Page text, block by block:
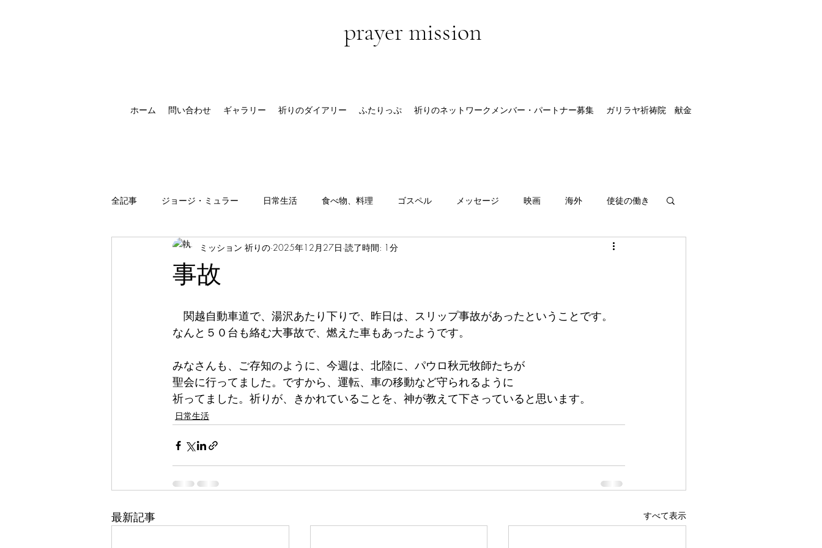
prayer mission
ホーム 問い合わせ ギャラリー 祈りのダイアリー ふたりっぷ 祈りのネットワークメンバー・パートナー募集 ガリラヤ祈祷院 献金
全記事 ジョージ・ミュラー 日常生活 食べ物、料理 ゴスペル メッセージ 映画 海外 使徒の働き
祈りの恵みの現れ
事故
ミッション 祈りの 2025年12月27日 読了時間: 1分
関越自動車道で、湯沢あたり下りで、昨日は、スリップ事故があったということです。
なんと５０台も絡む大事故で、燃えた車もあったようです。
みなさんも、ご存知のように、今週は、北陸に、パウロ秋元牧師たちが
聖会に行ってました。ですから、運転、車の移動など守られるように
祈ってました。祈りが、きかれていることを、神が教えて下さっていると思います。
日常生活
最新記事 すべて表示